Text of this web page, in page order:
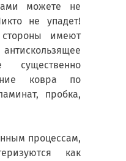
можете не
не упадет!
имеют
существенно
ковра по
пробка,
процессам,
как